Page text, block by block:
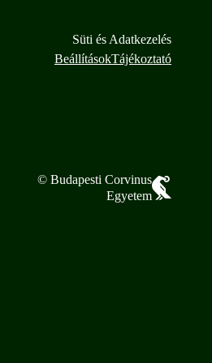
Süti és Adatkezelés
BeállításokTájékoztató
© Budapesti Corvinus
Egyetem